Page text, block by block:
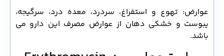
عوارض: تهوع و استفراغ، سردرد، معده درد، سرگیجه،
یبوست و خشکی دهان از عوارض مصرف این دارو می
باشد.